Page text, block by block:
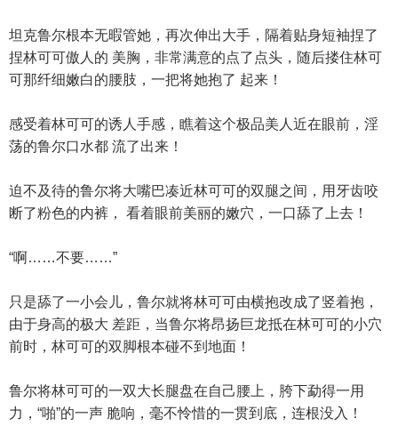
坦克鲁尔根本无暇管她，再次伸出大手，隔着贴身短袖捏了
捏林可可傲人的 美胸，非常满意的点了点头，随后搂住林可
可那纤细嫩白的腰肢，一把将她抱了 起来！
感受着林可可的诱人手感，瞧着这个极品美人近在眼前，淫
荡的鲁尔口水都 流了出来！
迫不及待的鲁尔将大嘴巴凑近林可可的双腿之间，用牙齿咬
断了粉色的内裤， 看着眼前美丽的嫩穴，一口舔了上去！
“啊……不要……”
只是舔了一小会儿，鲁尔就将林可可由横抱改成了竖着抱，
由于身高的极大 差距，当鲁尔将昂扬巨龙抵在林可可的小穴
前时，林可可的双脚根本碰不到地面！
鲁尔将林可可的一双大长腿盘在自己腰上，胯下勐得一用
力，“啪”的一声 脆响，毫不怜惜的一贯到底，连根没入！